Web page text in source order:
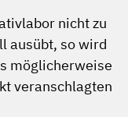
nicht zu
ausübt, so wird
möglicherweise
veranschlagten